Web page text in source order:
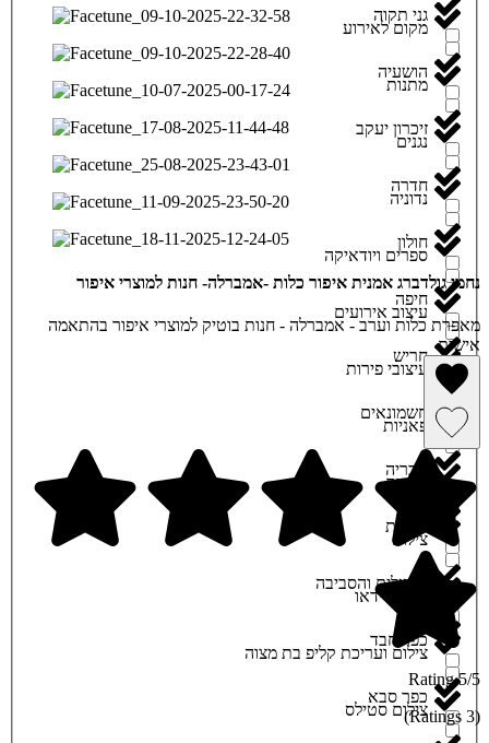
מקום לאירוע
מתנות
נגנים
נדוניה
ספרים ויודאיקה
עיצוב אירועים
עיצובי פירות
פאניות
פרחים
צילום
צילום וידאו
צילום ועריכת קליפ בת מצוה
צילום סטילס
גני תקוה
הושעיה
זיכרון יעקב
חדרה
חולון
חיפה
חריש
חשמונאים
טבריה
יסודות
ירושלים והסביבה
כפר חבד
כפר סבא
נחמי גולדברג אמנית איפור כלות -אמברלה- חנות למוצרי איפור
מאפרת כלות וערב - אמברלה - חנות בוטיק למוצרי איפור בהתאמה
אישית
הסרה מרשימת מועדפים
שמירה ברשימת מועדפים
5/5 Rating
(3 Ratings)